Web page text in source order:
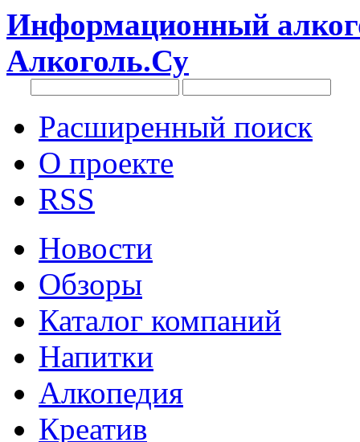
Информационный
Алкоголь.Су
Расширенный поиск
О проекте
RSS
Новости
Обзоры
Каталог компаний
Напитки
Алкопедия
Креатив